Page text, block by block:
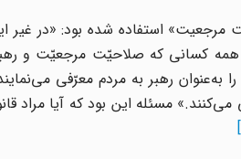
مرجعیت» استفاده شده بود: «در غیر
کسانی که صلاحیّت مرجعیّت و
بهعنوان رهبر به مردم معرّفی
مسئله این بود که آیا مراد